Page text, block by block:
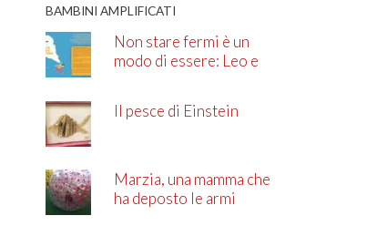
BAMBINI AMPLIFICATI
Non stare fermi è un
modo di essere: Leo e
Il pesce di Einstein
Marzia, una mamma che
ha deposto le armi